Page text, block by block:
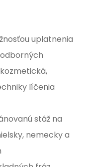
uplatnenia
odborných
líčenia
stáž na
nemecky a